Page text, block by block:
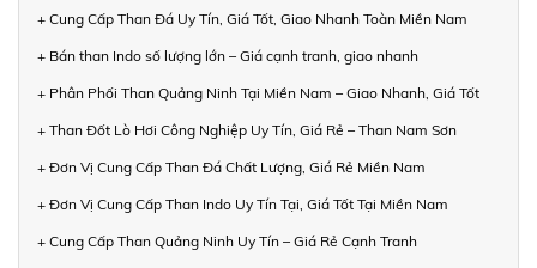
+ Cung Cấp Than Đá Uy Tín, Giá Tốt, Giao Nhanh Toàn Miền Nam
+ Bán than Indo số lượng lớn – Giá cạnh tranh, giao nhanh
+ Phân Phối Than Quảng Ninh Tại Miền Nam – Giao Nhanh, Giá Tốt
+ Than Đốt Lò Hơi Công Nghiệp Uy Tín, Giá Rẻ – Than Nam Sơn
+ Đơn Vị Cung Cấp Than Đá Chất Lượng, Giá Rẻ Miền Nam
+ Đơn Vị Cung Cấp Than Indo Uy Tín Tại, Giá Tốt Tại Miền Nam
+ Cung Cấp Than Quảng Ninh Uy Tín – Giá Rẻ Cạnh Tranh